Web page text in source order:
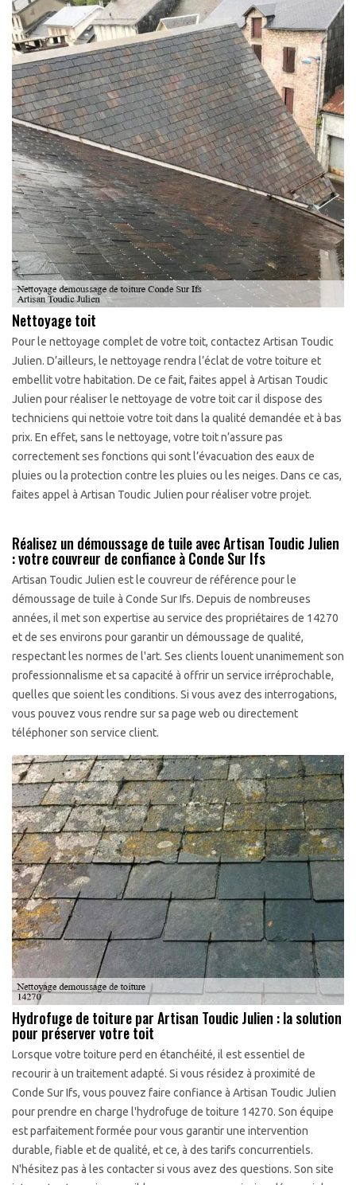
Nettoyage toit
Pour le nettoyage complet de votre toit, contactez Artisan Toudic
Julien. D’ailleurs, le nettoyage rendra l’éclat de votre toiture et
embellit votre habitation. De ce fait, faites appel à Artisan Toudic
Julien pour réaliser le nettoyage de votre toit car il dispose des
techniciens qui nettoie votre toit dans la qualité demandée et à bas
prix. En effet, sans le nettoyage, votre toit n’assure pas
correctement ses fonctions qui sont l’évacuation des eaux de
pluies ou la protection contre les pluies ou les neiges. Dans ce cas,
faites appel à Artisan Toudic Julien pour réaliser votre projet.
Réalisez un démoussage de tuile avec Artisan Toudic Julien
: votre couvreur de confiance à Conde Sur Ifs
Artisan Toudic Julien est le couvreur de référence pour le
démoussage de tuile à Conde Sur Ifs. Depuis de nombreuses
années, il met son expertise au service des propriétaires de 14270
et de ses environs pour garantir un démoussage de qualité,
respectant les normes de l'art. Ses clients louent unanimement son
professionnalisme et sa capacité à offrir un service irréprochable,
quelles que soient les conditions. Si vous avez des interrogations,
vous pouvez vous rendre sur sa page web ou directement
téléphoner son service client.
Hydrofuge de toiture par Artisan Toudic Julien : la solution
pour préserver votre toit
Lorsque votre toiture perd en étanchéité, il est essentiel de
recourir à un traitement adapté. Si vous résidez à proximité de
Conde Sur Ifs, vous pouvez faire confiance à Artisan Toudic Julien
pour prendre en charge l'hydrofuge de toiture 14270. Son équipe
est parfaitement formée pour vous garantir une intervention
durable, fiable et de qualité, et ce, à des tarifs concurrentiels.
N'hésitez pas à les contacter si vous avez des questions. Son site